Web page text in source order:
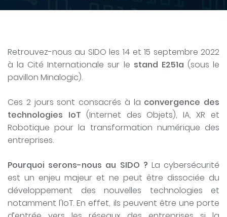
Retrouvez-nous au SIDO les 14 et 15 septembre 2022
à la Cité Internationale sur le stand E251a (sous le
pavillon Minalogic).
Ces 2 jours sont consacrés à la convergence des
technologies IoT (Internet des Objets), IA, XR et
Robotique pour la transformation numérique des
entreprises.
Pourquoi serons-nous au SIDO ? La cybersécurité
est un enjeu majeur et ne peut être dissociée du
développement des nouvelles technologies et
notamment l'IoT. En effet, ils peuvent être une porte